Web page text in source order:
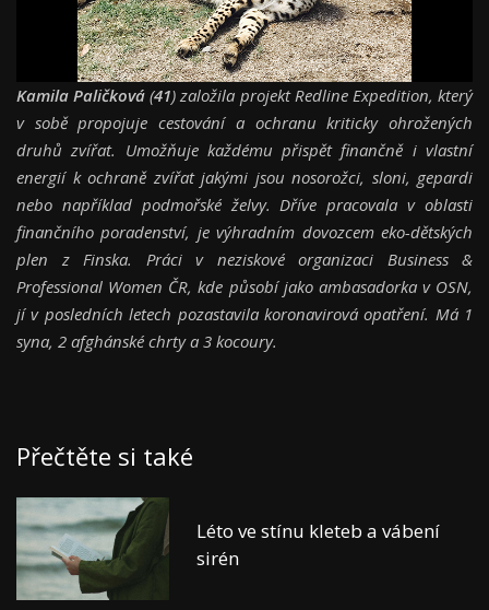
Kamila Paličková (41) založila projekt Redline Expedition, který
v sobě propojuje cestování a ochranu kriticky ohrožených
druhů zvířat. Umožňuje každému přispět finančně i vlastní
energií k ochraně zvířat jakými jsou nosorožci, sloni, gepardi
nebo například podmořské želvy. Dříve pracovala v oblasti
finančního poradenství, je výhradním dovozcem eko-dětských
plen z Finska. Práci v neziskové organizaci Business &
Professional Women ČR, kde působí jako ambasadorka v OSN,
jí v posledních letech pozastavila koronavirová opatření. Má 1
syna, 2 afghánské chrty a 3 kocoury.
Přečtěte si také
Léto ve stínu kleteb a vábení
sirén